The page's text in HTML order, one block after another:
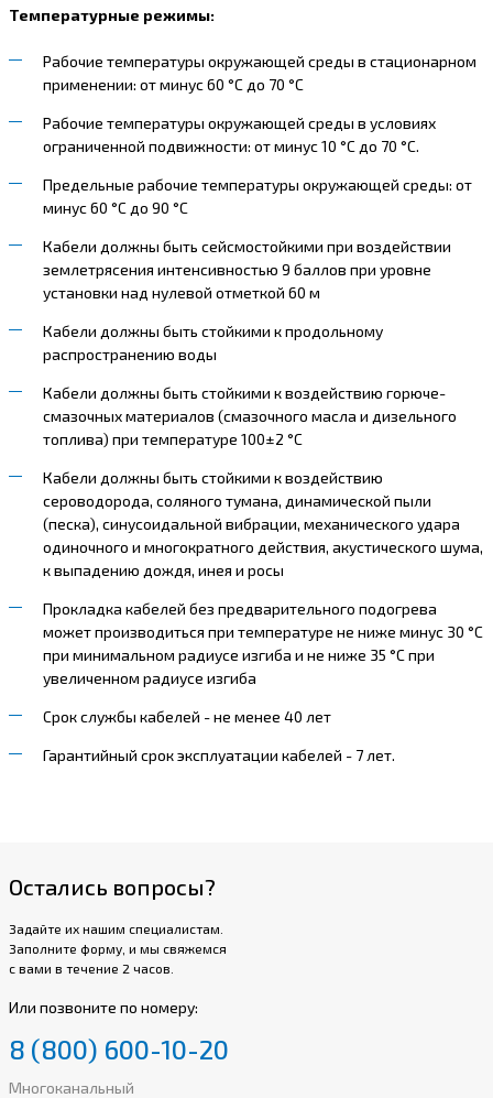
Температурные режимы:
Рабочие температуры окружающей среды в стационарном
применении: от минус 60 °С до 70 °С
Рабочие температуры окружающей среды в условиях
ограниченной подвижности: от минус 10 °С до 70 °С.
Предельные рабочие температуры окружающей среды: от
минус 60 °С до 90 °С
Кабели должны быть сейсмостойкими при воздействии
землетрясения интенсивностью 9 баллов при уровне
установки над нулевой отметкой 60 м
Кабели должны быть стойкими к продольному
распространению воды
Кабели должны быть стойкими к воздействию горюче-
смазочных материалов (смазочного масла и дизельного
топлива) при температуре 100±2 °С
Кабели должны быть стойкими к воздействию
сероводорода, соляного тумана, динамической пыли
(песка), синусоидальной вибрации, механического удара
одиночного и многократного действия, акустического шума,
к выпадению дождя, инея и росы
Прокладка кабелей без предварительного подогрева
может производиться при температуре не ниже минус 30 °С
при минимальном радиусе изгиба и не ниже 35 °С при
увеличенном радиусе изгиба
Срок службы кабелей - не менее 40 лет
Гарантийный срок эксплуатации кабелей - 7 лет.
Остались вопросы?
Задайте их нашим специалистам.
Заполните форму, и мы свяжемся
с вами в течение 2 часов.
Или позвоните по номеру:
8 (800) 600-10-20
Многоканальный